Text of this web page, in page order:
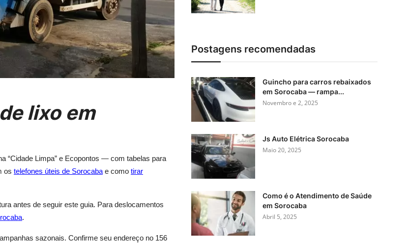
lixo em
“Cidade Limpa” e Ecopontos — com tabelas para
os telefones úteis de Sorocaba e como tirar
antes de seguir este guia. Para deslocamentos
.
sazonais. Confirme seu endereço no 156
Postagens recomendadas
Guincho para carros rebaixados
em Sorocaba — rampa...
Novembro e 2, 2025
Js Auto Elétrica Sorocaba
Maio 20, 2025
Como é o Atendimento de Saúde
em Sorocaba
Abril 5, 2025